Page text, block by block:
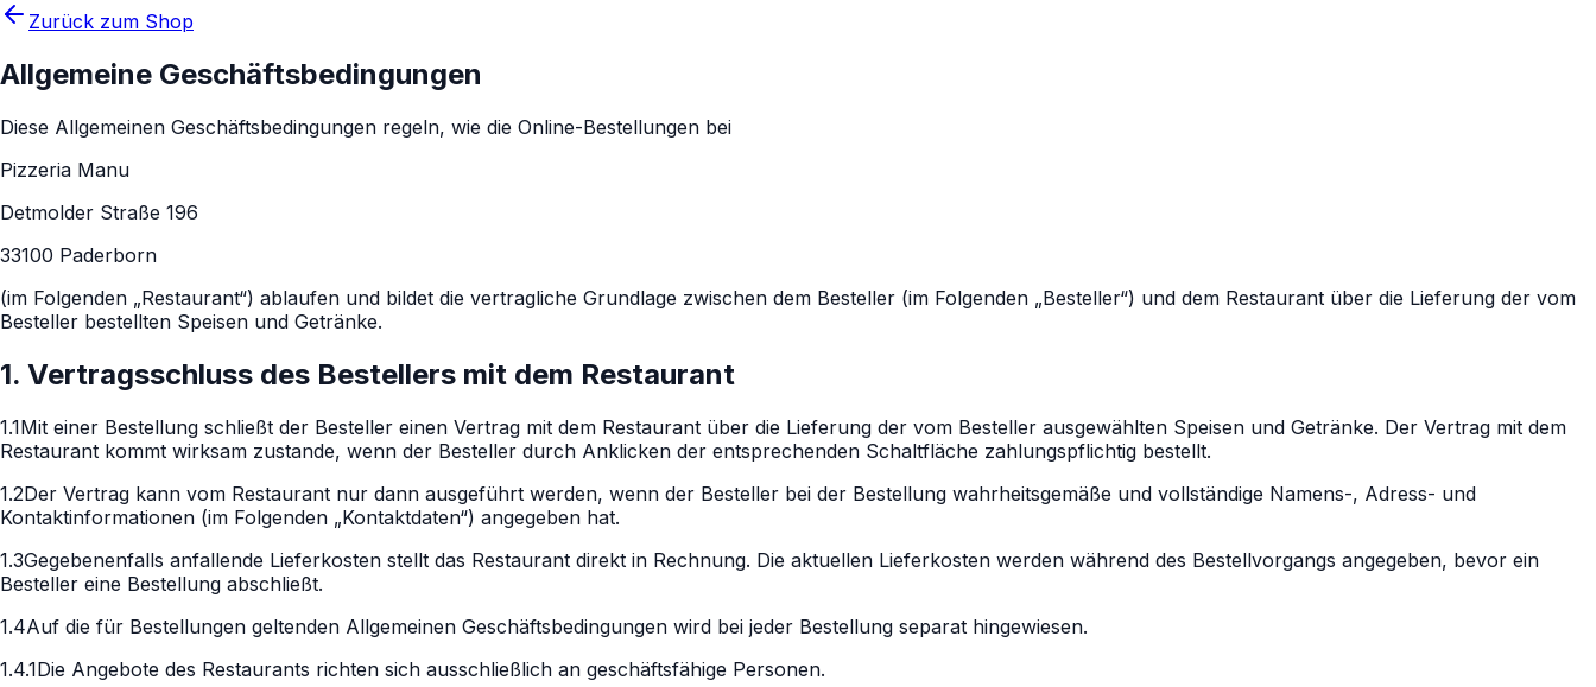
Zurück zum Shop
Allgemeine Geschäftsbedingungen
Diese Allgemeinen Geschäftsbedingungen regeln, wie die Online-Bestellungen bei
Pizzeria Manu
Detmolder Straße 196
33100 Paderborn
(im Folgenden „Restaurant“) ablaufen und bildet die vertragliche Grundlage zwischen dem Besteller (im Folgenden „Besteller“) und dem Restaurant über die Lieferung der vom
Besteller bestellten Speisen und Getränke.
1. Vertragsschluss des Bestellers mit dem Restaurant
1.1Mit einer Bestellung schließt der Besteller einen Vertrag mit dem Restaurant über die Lieferung der vom Besteller ausgewählten Speisen und Getränke. Der Vertrag mit dem
Restaurant kommt wirksam zustande, wenn der Besteller durch Anklicken der entsprechenden Schaltfläche zahlungspflichtig bestellt.
1.2Der Vertrag kann vom Restaurant nur dann ausgeführt werden, wenn der Besteller bei der Bestellung wahrheitsgemäße und vollständige Namens-, Adress- und
Kontaktinformationen (im Folgenden „Kontaktdaten“) angegeben hat.
1.3Gegebenenfalls anfallende Lieferkosten stellt das Restaurant direkt in Rechnung. Die aktuellen Lieferkosten werden während des Bestellvorgangs angegeben, bevor ein
Besteller eine Bestellung abschließt.
1.4Auf die für Bestellungen geltenden Allgemeinen Geschäftsbedingungen wird bei jeder Bestellung separat hingewiesen.
1.4.1Die Angebote des Restaurants richten sich ausschließlich an geschäftsfähige Personen.